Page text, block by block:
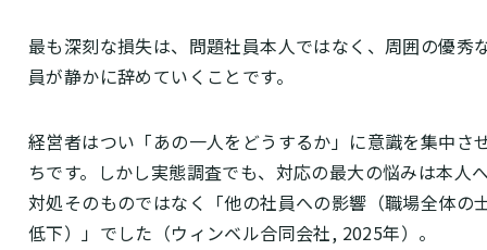
最も深刻な損失は、問題社員本人ではなく、周囲の優秀
員が静かに辞めていくことです。
経営者はつい「あの一人をどうするか」に意識を集中さ
ちです。しかし実態調査でも、対応の最大の悩みは本人
対処そのものではなく「他の社員への影響（職場全体の
低下）」でした（ウィンベル合同会社, 2025年）。